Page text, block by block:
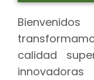
calidad